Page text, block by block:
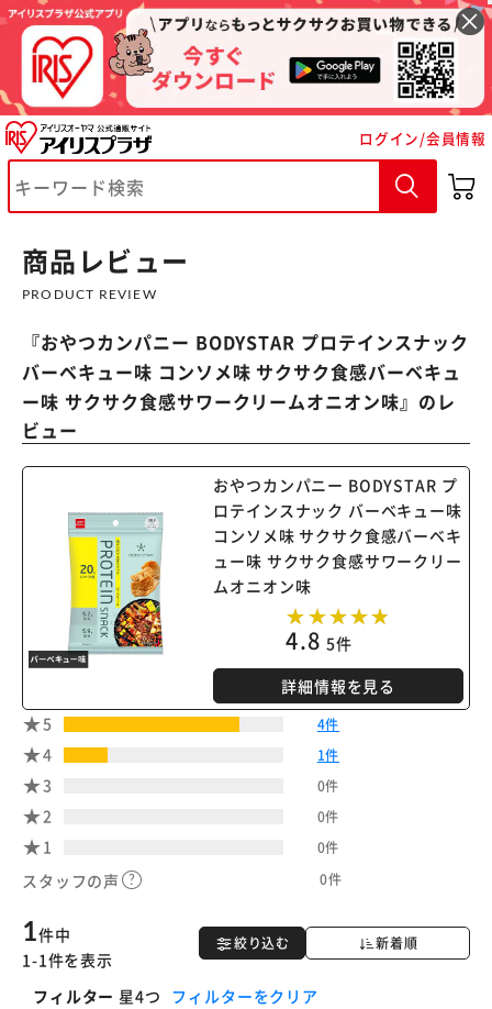
ログイン/会員情報
商品レビュー
PRODUCT REVIEW
『おやつカンパニー BODYSTAR プロテインスナック
バーベキュー味 コンソメ味 サクサク食感バーベキュ
ー味 サクサク食感サワークリームオニオン味』のレ
ビュー
おやつカンパニー BODYSTAR プ
ロテインスナック バーベキュー味
コンソメ味 サクサク食感バーベキ
ュー味 サクサク食感サワークリー
ムオニオン味
4.8 5件
詳細情報を見る
5
4件
4 1件
3 0件
2 0件
1 0件
スタッフの声 0件
絞り込む 新着順
1件中
1-1件を表示
フィルター 星4つ フィルターをクリア
※ご確認ください
カートに入れる 購入手続きへ